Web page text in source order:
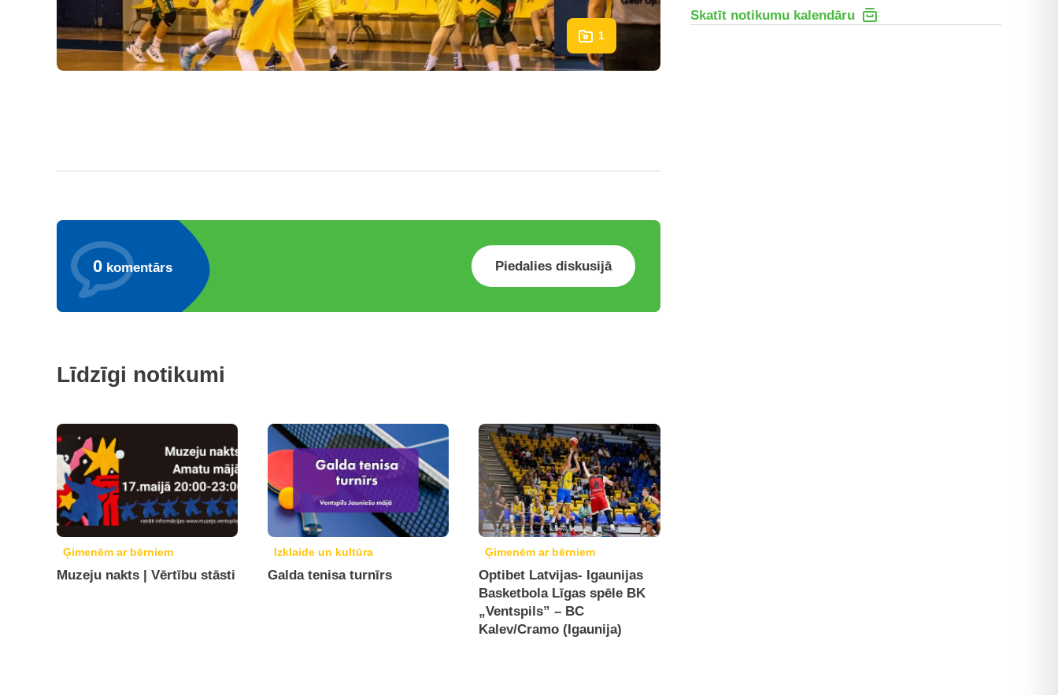
1
0 komentārs Piedalies diskusijā
Līdzīgi notikumi
Ģimenēm ar bērniem
Muzeju nakts | Vērtību stāsti
Izklaide un kultūra
Galda tenisa turnīrs
Ģimenēm ar bērniem
Optibet Latvijas- Igaunijas
Basketbola Līgas spēle BK
„Ventspils” – BC
Kalev/Cramo (Igaunija)
Skatīt notikumu kalendāru